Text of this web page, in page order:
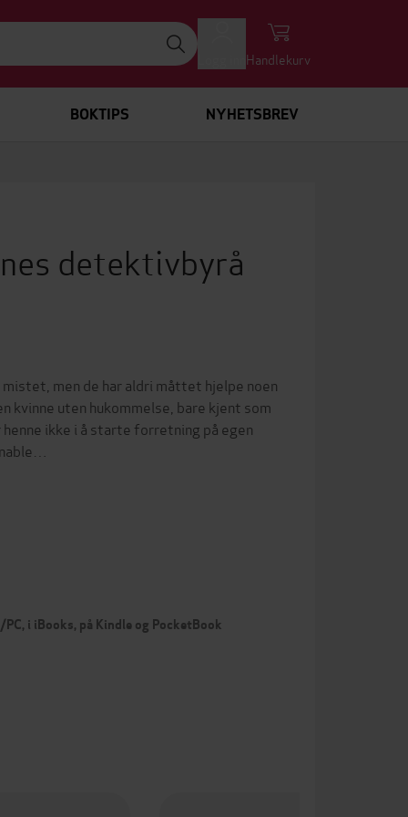
Handlekurv
BOKTIPS NYHETSBREV
detektivbyrå
men de har aldri måttet hjelpe noen
kvinne uten hukommelse, bare kjent som
ikke i å starte forretning på egen
i iBooks, på Kindle og PocketBook